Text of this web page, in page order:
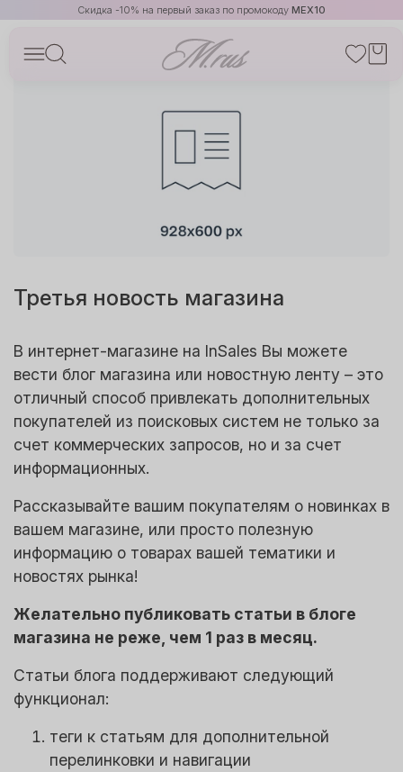
Скидка -10% на первый заказ по промокоду MEX10
Третья новость магазина
В интернет-магазине на InSales Вы можете
вести блог магазина или новостную ленту – это
отличный способ привлекать дополнительных
покупателей из поисковых систем не только за
счет коммерческих запросов, но и за счет
информационных.
Рассказывайте вашим покупателям о новинках в
вашем магазине, или просто полезную
информацию о товарах вашей тематики и
новостях рынка!
Желательно публиковать статьи в блоге
магазина не реже, чем 1 раз в месяц.
Статьи блога поддерживают следующий
функционал:
теги к статьям для дополнительной
перелинковки и навигации